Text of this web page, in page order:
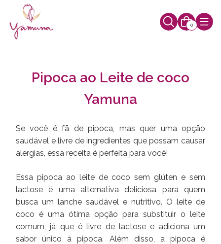
0
Pipoca ao Leite de coco
Yamuna
Se você é fã de pipoca, mas quer uma opção
saudável e livre de ingredientes que possam causar
alergias, essa receita é perfeita para você!
Essa pipoca ao leite de coco sem glúten e sem
lactose é uma alternativa deliciosa para quem
busca um lanche saudável e nutritivo. O leite de
coco é uma ótima opção para substituir o leite
comum, já que é livre de lactose e adiciona um
sabor único à pipoca. Além disso, a pipoca é